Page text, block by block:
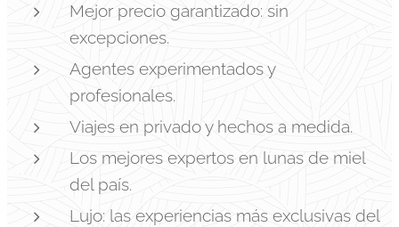
Mejor precio garantizado: sin
excepciones.
Agentes experimentados y
profesionales.
Viajes en privado y hechos a medida.
Los mejores expertos en lunas de miel
del país.
Lujo: las experiencias más exclusivas del